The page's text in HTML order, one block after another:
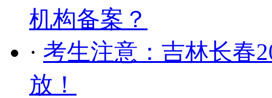
机构备案？
· 考生注意：吉林长春
放！